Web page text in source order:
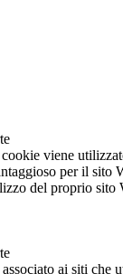
viene
per il sito
del proprio sito
ai siti che